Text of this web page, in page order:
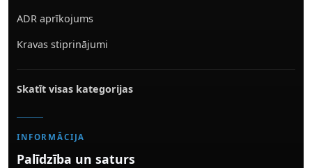
ADR aprīkojums
Kravas stiprinājumi
Skatīt visas kategorijas
INFORMĀCIJA
Palīdzība un saturs